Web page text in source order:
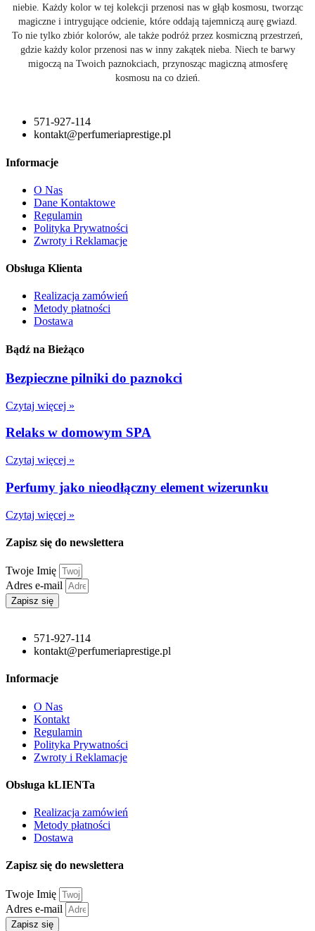
niebie. Każdy kolor w tej kolekcji przenosi nas w głąb kosmosu, tworząc
magiczne i intrygujące odcienie, które oddają tajemniczą aurę gwiazd.
To nie tylko zbiór kolorów, ale także podróż przez kosmiczną przestrzeń,
gdzie każdy kolor przenosi nas w inny zakątek nieba. Niech te barwy
migoczą na Twoich paznokciach, przynosząc magiczną atmosferę
kosmosu na co dzień.
571-927-114
kontakt@perfumeriaprestige.pl
Informacje
O Nas
Dane Kontaktowe
Regulamin
Polityka Prywatności
Zwroty i Reklamacje
Obsługa Klienta
Realizacja zamówień
Metody płatności
Dostawa
Bądź na Bieżąco
Bezpieczne pilniki do paznokci
Czytaj więcej »
Relaks w domowym SPA
Czytaj więcej »
Perfumy jako nieodłączny element wizerunku
Czytaj więcej »
Zapisz się do newslettera
Twoje Imię
Adres e-mail
Zapisz się
571-927-114
kontakt@perfumeriaprestige.pl
Informacje
O Nas
Kontakt
Regulamin
Polityka Prywatności
Zwroty i Reklamacje
Obsługa kLIENTa
Realizacja zamówień
Metody płatności
Dostawa
Zapisz się do newslettera
Twoje Imię
Adres e-mail
Zapisz się